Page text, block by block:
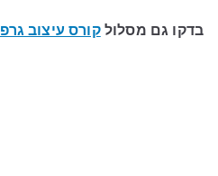
בדקו גם מסלולקורס עיצוב